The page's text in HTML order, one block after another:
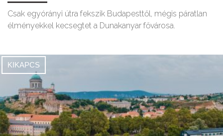
Csak egyórányi útra fekszik Budapesttől, mégis páratlan
élményekkel kecsegtet a Dunakanyar fővárosa.
KIKAPCS